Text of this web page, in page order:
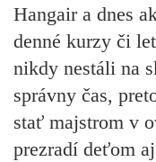
Hangair a dnes
denné kurzy či
nikdy nestáli na
správny čas,
stať majstrom v
prezradí deťom